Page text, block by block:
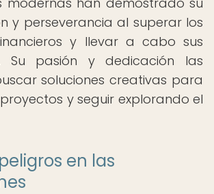
y perseverancia al superar los
y llevar a cabo sus
Su pasión y dedicación las
soluciones creativas para
y seguir explorando el
en las